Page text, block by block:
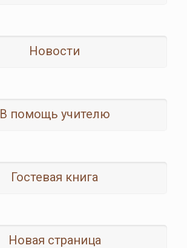
Новости
В помощь учителю
Гостевая книга
Новая страница